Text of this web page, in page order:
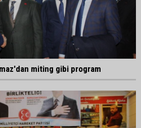
miting gibi program